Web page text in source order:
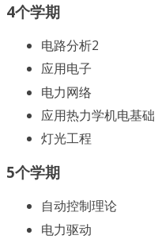
4个学期
电路分析2
应用电子
电力网络
应用热力学机电基础
灯光工程
5个学期
自动控制理论
电力驱动